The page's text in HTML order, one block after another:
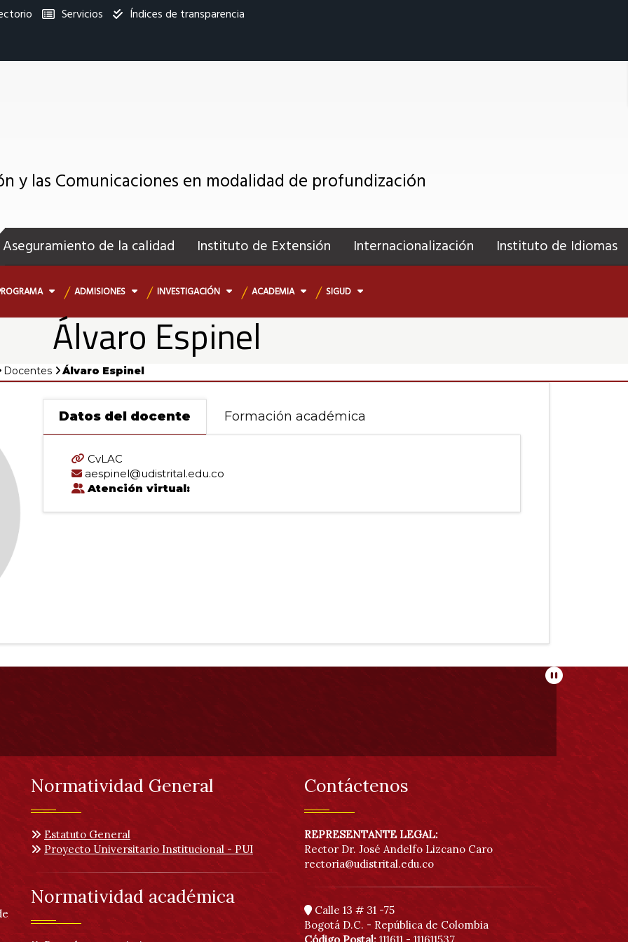
Servicios
Índices de transparencia
y las Comunicaciones en modalidad de profundización
Aseguramiento de la calidad Instituto de Extensión Internacionalización Instituto de Idiomas
ADMISIONES INVESTIGACIÓN ACADEMIA SIGUD
Álvaro Espinel
Docentes Álvaro Espinel
Datos del docente Formación académica
CvLAC
aespinel@udistrital.edu.co
Atención virtual:
Normatividad General
Estatuto General
Proyecto Universitario Institucional - PUI
Normatividad académica
Contáctenos
REPRESENTANTE LEGAL:
Rector Dr. José Andelfo Lizcano Caro
rectoria@udistrital.edu.co
Calle 13 # 31 -75
Bogotá D.C. - República de Colombia